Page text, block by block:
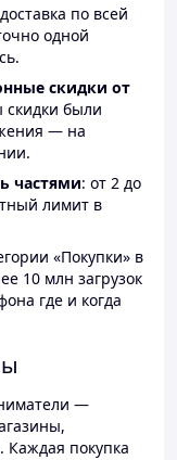
по всей
одной
скидки от
скидки были
— на
частями: от 2 до
лимит в
«Покупки» в
10 млн загрузок
где и когда
—
Каждая покупка